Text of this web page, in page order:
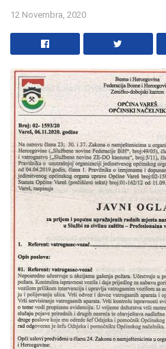
12 Novembra, 2020